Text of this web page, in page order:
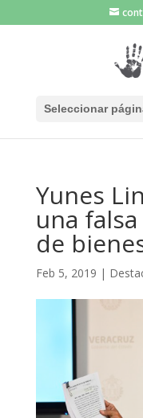
Seleccionar
Yunes
una
de
Feb 5, 2019 |